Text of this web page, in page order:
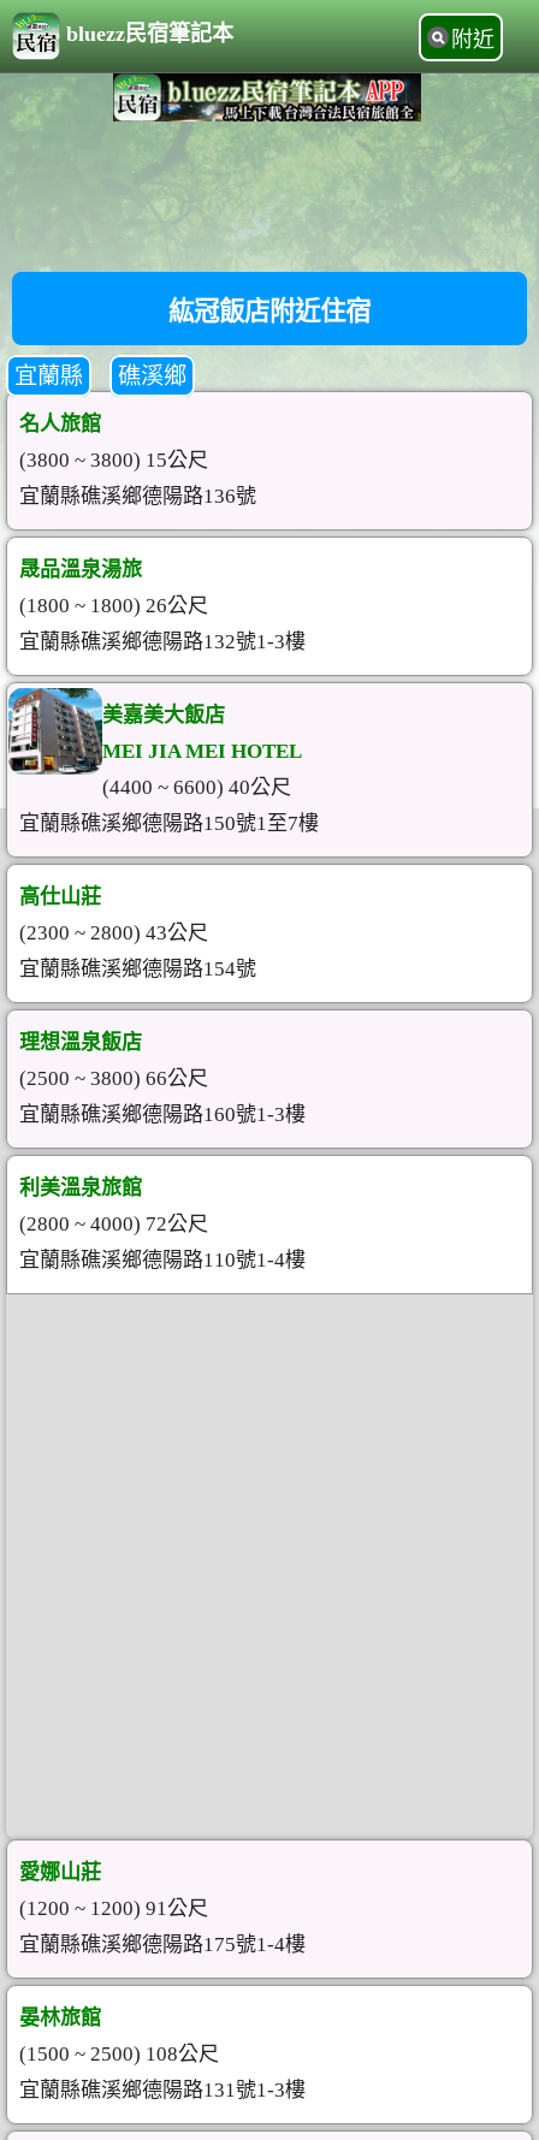
bluezz民宿筆記本 附近
紘冠飯店附近住宿
宜蘭縣 礁溪鄉
名人旅館
(3800 ~ 3800) 15公尺
宜蘭縣礁溪鄉德陽路136號
晟品溫泉湯旅
(1800 ~ 1800) 26公尺
宜蘭縣礁溪鄉德陽路132號1-3樓
美嘉美大飯店
MEI JIA MEI HOTEL
(4400 ~ 6600) 40公尺
宜蘭縣礁溪鄉德陽路150號1至7樓
高仕山莊
(2300 ~ 2800) 43公尺
宜蘭縣礁溪鄉德陽路154號
理想溫泉飯店
(2500 ~ 3800) 66公尺
宜蘭縣礁溪鄉德陽路160號1-3樓
利美溫泉旅館
(2800 ~ 4000) 72公尺
宜蘭縣礁溪鄉德陽路110號1-4樓
愛娜山莊
(1200 ~ 1200) 91公尺
宜蘭縣礁溪鄉德陽路175號1-4樓
晏林旅館
(1500 ~ 2500) 108公尺
宜蘭縣礁溪鄉德陽路131號1-3樓